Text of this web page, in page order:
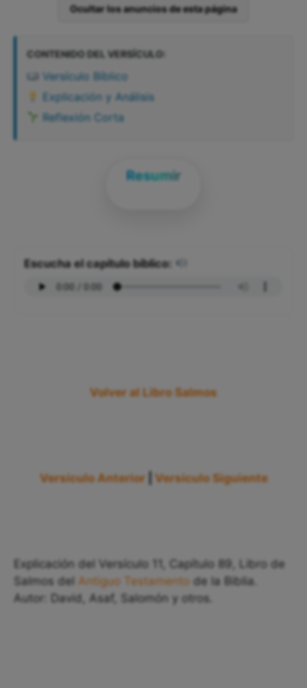
Ocultar los anuncios de esta página
CONTENIDO DEL VERSÍCULO:
Versículo Bíblico
Explicación y Análisis
Reflexión Corta
Resumir
Escucha el capítulo bíblico:
Volver al Libro Salmos
Versículo Anterior Versículo Siguiente
Explicación del Versículo 11, Capítulo 89, Libro de
Salmos del Antiguo Testamento de la Biblia.
Autor: David, Asaf, Salomón y otros.